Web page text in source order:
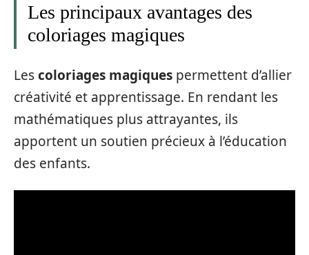
Les principaux avantages des
coloriages magiques
Lescoloriages magiques permettent d’allier
créativité et apprentissage. En rendant les
mathématiques plus attrayantes, ils
apportent un soutien précieux à l’éducation
des enfants.